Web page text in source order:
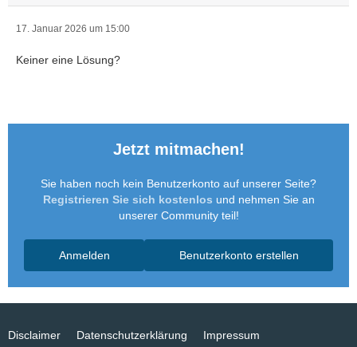
17. Januar 2026 um 15:00
Keiner eine Lösung?
Jetzt mitmachen!
Sie haben noch kein Benutzerkonto auf unserer Seite?
Registrieren Sie sich kostenlos und nehmen Sie an
unserer Community teil!
Benutzerkonto erstellen
Anmelden
Disclaimer Datenschutzerklärung Impressum